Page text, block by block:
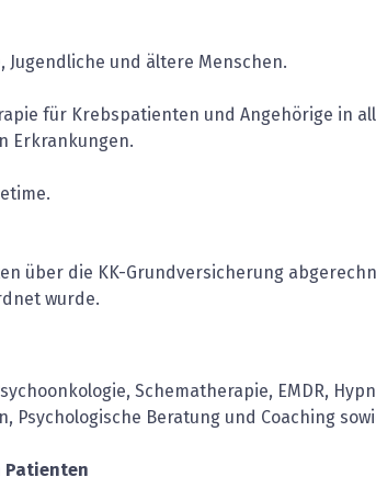
Jugendliche und ältere Menschen.
für Krebspatienten und Angehörige in
Erkrankungen.
über die KK-Grundversicherung
wurde.
Schematherapie, EMDR,
Psychologische Beratung und Coaching
Patienten